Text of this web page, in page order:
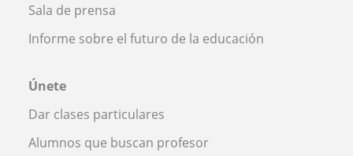
Sala de prensa
Informe sobre el futuro de la educación
Únete
Dar clases particulares
Alumnos que buscan profesor